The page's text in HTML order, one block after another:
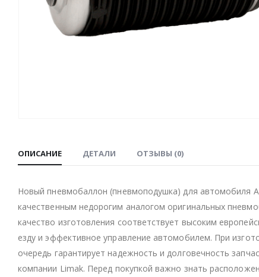
ОПИСАНИЕ ДЕТАЛИ ОТЗЫВЫ (0)
Новый пневмобаллон (пневмоподушка) для автомобиля
качественным недорогим аналогом оригинальных
качество изготовления соответствует высоким
езду и эффективное управление автомобилем. При
очередь гарантирует надежность и долговечность
компании Limak. Перед покупкой важно знать